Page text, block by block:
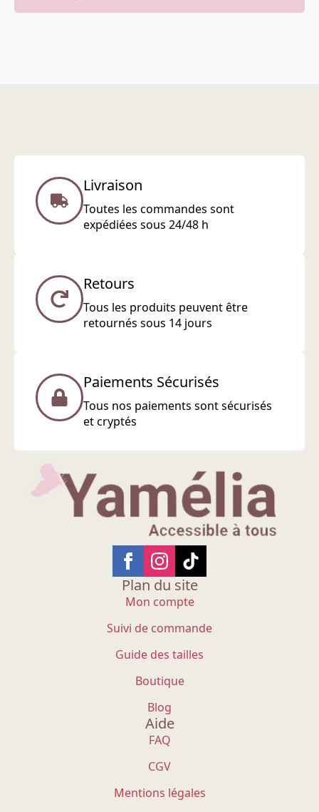
Livraison
Toutes les commandes sont
expédiées sous 24/48 h
Retours
Tous les produits peuvent être
retournés sous 14 jours
Paiements Sécurisés
Tous nos paiements sont sécurisés
et cryptés
Plan du site
Mon compte
Suivi de commande
Guide des tailles
Boutique
Blog
Aide
FAQ
CGV
Mentions légales